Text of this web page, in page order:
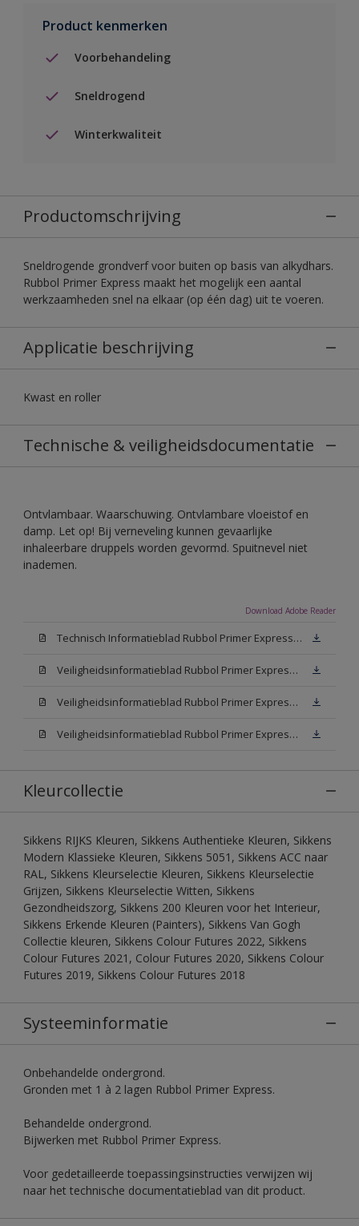
Product kenmerken
Voorbehandeling
Sneldrogend
Winterkwaliteit
Productomschrijving
Sneldrogende grondverf voor buiten op basis van alkydhars.
Rubbol Primer Express maakt het mogelijk een aantal
werkzaamheden snel na elkaar (op één dag) uit te voeren.
Applicatie beschrijving
Kwast en roller
Technische & veiligheidsdocumentatie
Ontvlambaar. Waarschuwing. Ontvlambare vloeistof en
damp. Let op! Bij verneveling kunnen gevaarlijke
inhaleerbare druppels worden gevormd. Spuitnevel niet
inademen.
Download Adobe Reader
Technisch Informatieblad Rubbol Primer Express (PDF)
Veiligheidsinformatieblad Rubbol Primer Express White (MSDS)
Veiligheidsinformatieblad Rubbol Primer Express W05 (MSDS)
Veiligheidsinformatieblad Rubbol Primer Express N00 (MSDS)
Kleurcollectie
Sikkens RIJKS Kleuren, Sikkens Authentieke Kleuren, Sikkens
Modern Klassieke Kleuren, Sikkens 5051, Sikkens ACC naar
RAL, Sikkens Kleurselectie Kleuren, Sikkens Kleurselectie
Grijzen, Sikkens Kleurselectie Witten, Sikkens
Gezondheidszorg, Sikkens 200 Kleuren voor het Interieur,
Sikkens Erkende Kleuren (Painters), Sikkens Van Gogh
Collectie kleuren, Sikkens Colour Futures 2022, Sikkens
Colour Futures 2021, Colour Futures 2020, Sikkens Colour
Futures 2019, Sikkens Colour Futures 2018
Systeeminformatie
Onbehandelde ondergrond.
Gronden met 1 à 2 lagen Rubbol Primer Express.
Behandelde ondergrond.
Bijwerken met Rubbol Primer Express.
Voor gedetailleerde toepassingsinstructies verwijzen wij
naar het technische documentatieblad van dit product.